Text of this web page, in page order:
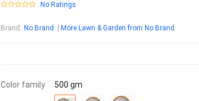
No Ratings
Brand : No Brand More Lawn & Garden from No Brand
Color family 500 gm